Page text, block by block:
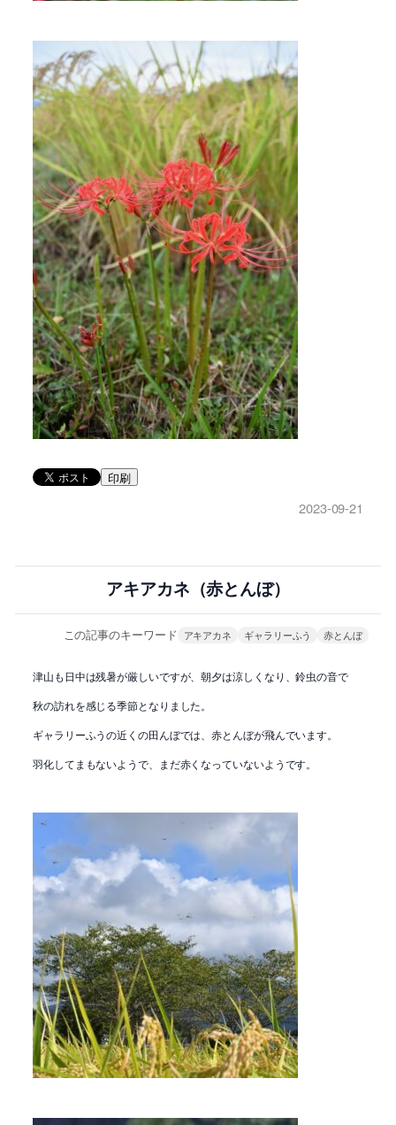
印刷
2023-09-21
アキアカネ（赤とんぼ）
この記事のキーワード アキアカネ ギャラリーふう 赤とんぼ
津山も日中は残暑が厳しいですが、朝夕は涼しくなり、鈴虫の音で
秋の訪れを感じる季節となりました。
ギャラリーふうの近くの田んぼでは、赤とんぼが飛んでいます。
羽化してまもないようで、まだ赤くなっていないようです。